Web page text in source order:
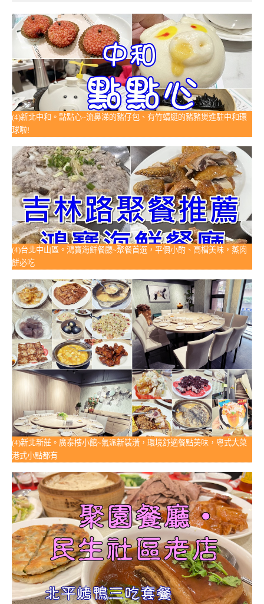
(4)新北中和。點點心~流鼻涕的豬仔包、有竹蜻蜓的豬豬煲進駐中和環
球啦!
(4)台北中山區。鴻寶海鮮餐廳~聚餐首選，平價小酌、高檔美味，蒸肉
餅必吃
(4)新北新莊。廣泰樓小館~氣派新裝潢，環境舒適餐點美味，粵式大菜
港式小點都有